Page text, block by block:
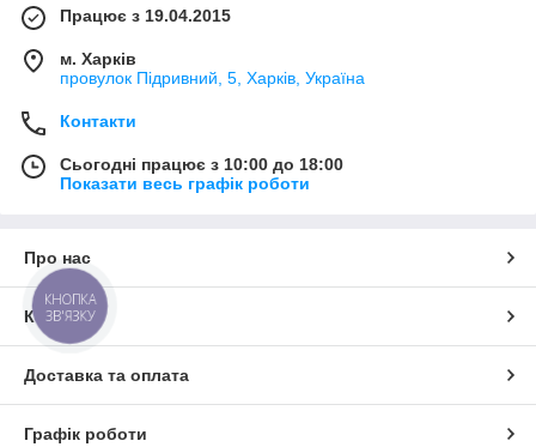
Працює з 19.04.2015
м. Харків
провулок Підривний, 5, Харків, Україна
Контакти
Сьогодні працює з 10:00 до 18:00
Показати весь графік роботи
Про нас
Контакти
Доставка та оплата
Графік роботи
КНОПКА
ЗВ'ЯЗКУ